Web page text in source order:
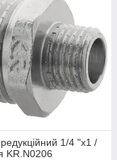
1/4 "x1 /
KR.N0206